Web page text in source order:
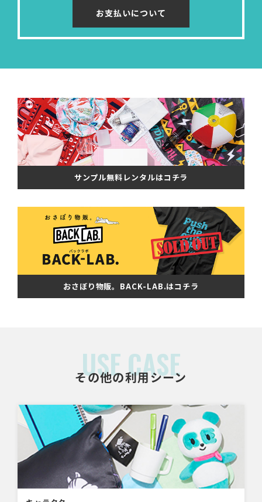
お支払いについて
サンプル無料レンタルはコチラ
おさぼり物販。BACK-LAB.はコチラ
USE CASE
その他の利用シーン